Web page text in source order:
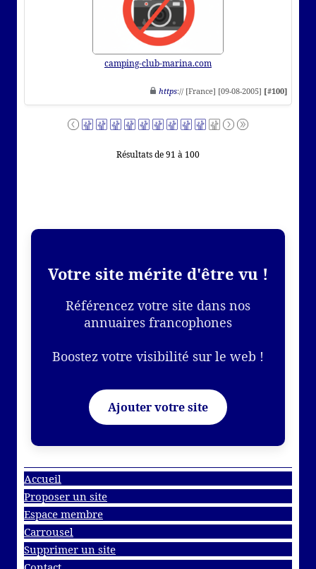
camping-club-marina.com
https:// [France] [09-08-2005] [#100]
Résultats de 91 à 100
Votre site mérite d'être vu !
Référencez votre site dans nos
annuaires francophones
Boostez votre visibilité sur le web !
Ajouter votre site
Accueil
Proposer un site
Espace membre
Carrousel
Supprimer un site